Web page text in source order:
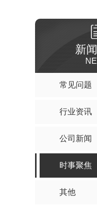
新
常见问题
行业资讯
公司新闻
时事聚焦
其他